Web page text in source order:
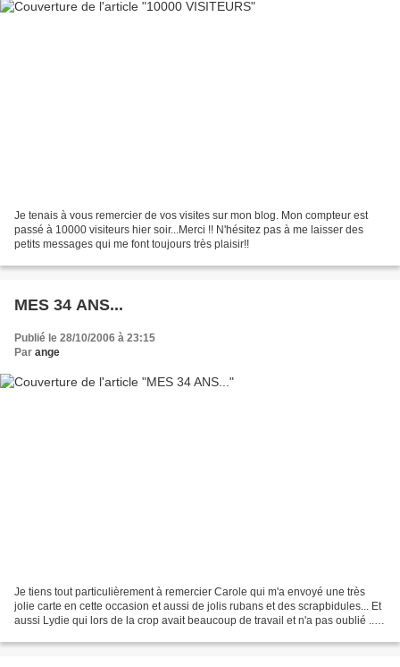
Je tenais à vous remercier de vos visites sur mon blog. Mon compteur est
passé à 10000 visiteurs hier soir...Merci !! N'hésitez pas à me laisser des
petits messages qui me font toujours très plaisir!!
MES 34 ANS...
Publié le 28/10/2006 à 23:15
Par ange
Je tiens tout particulièrement à remercier Carole qui m'a envoyé une très
jolie carte en cette occasion et aussi de jolis rubans et des scrapbidules... Et
aussi Lydie qui lors de la crop avait beaucoup de travail et n'a pas oublié ...